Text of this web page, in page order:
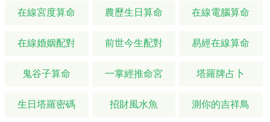
在線宮度算命 農歷生日算命 在線電腦算命
在線婚姻配對 前世今生配對 易經在線算命
鬼谷子算命 一掌經推命宮 塔羅牌占卜
生日塔羅密碼 招財風水魚 測你的吉祥鳥